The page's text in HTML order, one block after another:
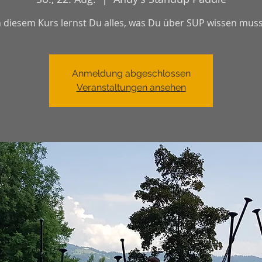
diesem Kurs lernst Du alles, was Du über SUP wissen
Anmeldung abgeschlossen
Veranstaltungen ansehen